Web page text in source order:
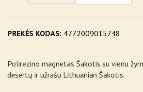
PREKĖS KODAS: 4772009015748
Polirezino magnetas Šakotis su vienu
desertų ir užrašu Lithuanian Šakotis.